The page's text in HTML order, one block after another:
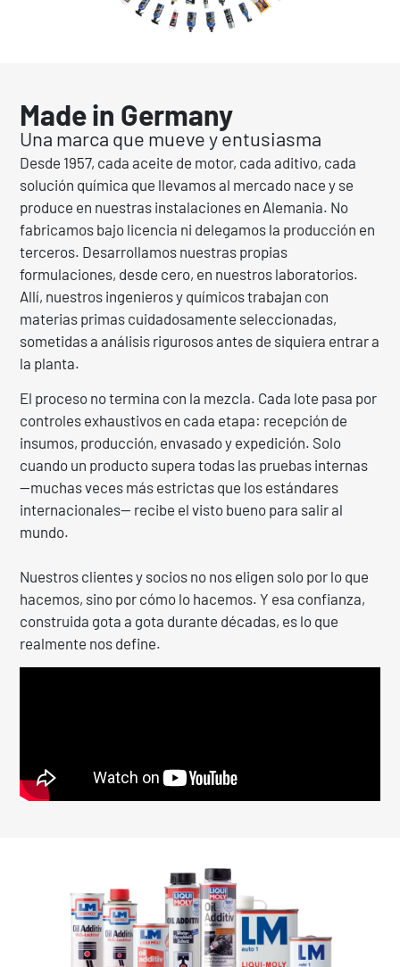
Made in Germany
Una marca que mueve y entusiasma
Desde 1957, cada aceite de motor, cada aditivo, cada
solución química que llevamos al mercado nace y se
produce en nuestras instalaciones en Alemania. No
fabricamos bajo licencia ni delegamos la producción en
terceros. Desarrollamos nuestras propias
formulaciones, desde cero, en nuestros laboratorios.
Allí, nuestros ingenieros y químicos trabajan con
materias primas cuidadosamente seleccionadas,
sometidas a análisis rigurosos antes de siquiera entrar a
la planta.
El proceso no termina con la mezcla. Cada lote pasa por
controles exhaustivos en cada etapa: recepción de
insumos, producción, envasado y expedición. Solo
cuando un producto supera todas las pruebas internas
—muchas veces más estrictas que los estándares
internacionales— recibe el visto bueno para salir al
mundo.
Nuestros clientes y socios no nos eligen solo por lo que
hacemos, sino por cómo lo hacemos. Y esa confianza,
construida gota a gota durante décadas, es lo que
realmente nos define.